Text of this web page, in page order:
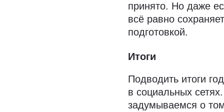
принято. Но даже
всё равно
подготовкой.
Итоги
Подводить итоги
в социальных
задумываемся о